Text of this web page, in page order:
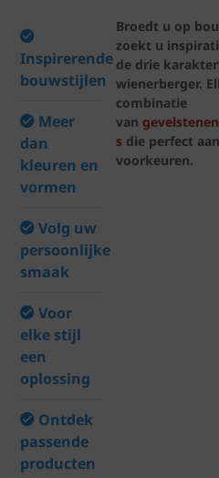
Inspirerende
bouwstijlen
Meer
dan
kleuren en
vormen
Volg uw
persoonlijke
smaak
Voor
elke stijl
een
oplossing
Ontdek
passende
producten
Broedt u op
zoekt u
de drie
wienerberger.
combinatie
van gevelstenen
sdie perfect
voorkeuren.